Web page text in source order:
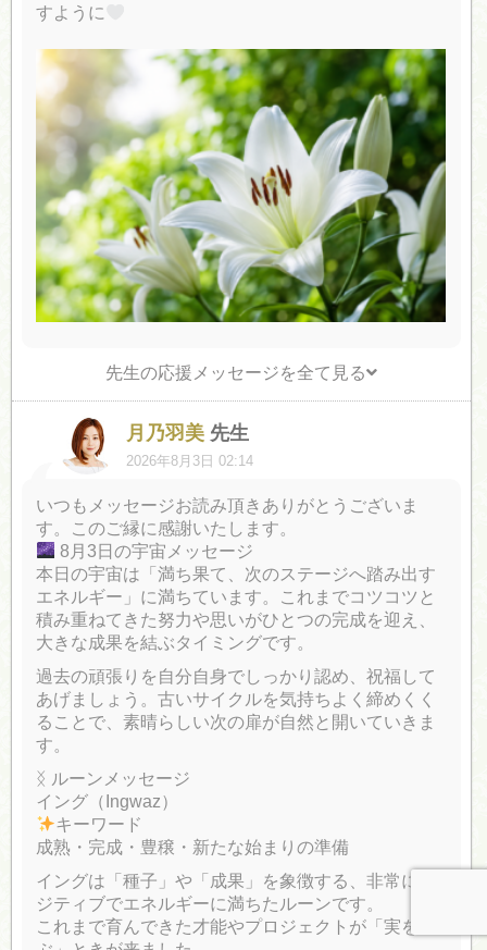
すように
先生の応援メッセージを全て見る
月乃羽美 先生
2026年8月3日 02:14
いつもメッセージお読み頂きありがとうございま
す。このご縁に感謝いたします。
8月3日の宇宙メッセージ
本日の宇宙は「満ち果て、次のステージへ踏み出す
エネルギー」に満ちています。これまでコツコツと
積み重ねてきた努力や思いがひとつの完成を迎え、
大きな成果を結ぶタイミングです。
過去の頑張りを自分自身でしっかり認め、祝福して
あげましょう。古いサイクルを気持ちよく締めくく
ることで、素晴らしい次の扉が自然と開いていきま
す。
ᛝ ルーンメッセージ
イング（Ingwaz）
キーワード
成熟・完成・豊穣・新たな始まりの準備
イングは「種子」や「成果」を象徴する、非常にポ
ジティブでエネルギーに満ちたルーンです。
これまで育んできた才能やプロジェクトが「実を結